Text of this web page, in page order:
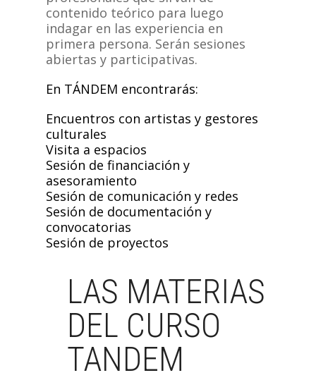
contenido teórico para luego
indagar en las experiencia en
primera persona. Serán sesiones
abiertas y participativas.
En TÁNDEM encontrarás:
Encuentros con artistas y gestores
culturales
Visita a espacios
Sesión de financiación y
asesoramiento
Sesión de comunicación y redes
Sesión de documentación y
convocatorias
Sesión de proyectos
LAS MATERIAS
DEL CURSO
TANDEM